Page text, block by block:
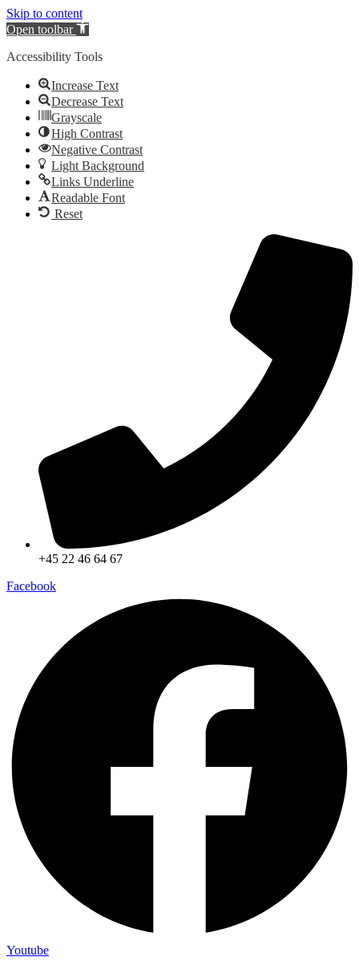
Skip to content
Open toolbar
Accessibility Tools
Increase Text
Decrease Text
Grayscale
High Contrast
Negative Contrast
Light Background
Links Underline
Readable Font
Reset
+45 22 46 64 67
Facebook
Youtube